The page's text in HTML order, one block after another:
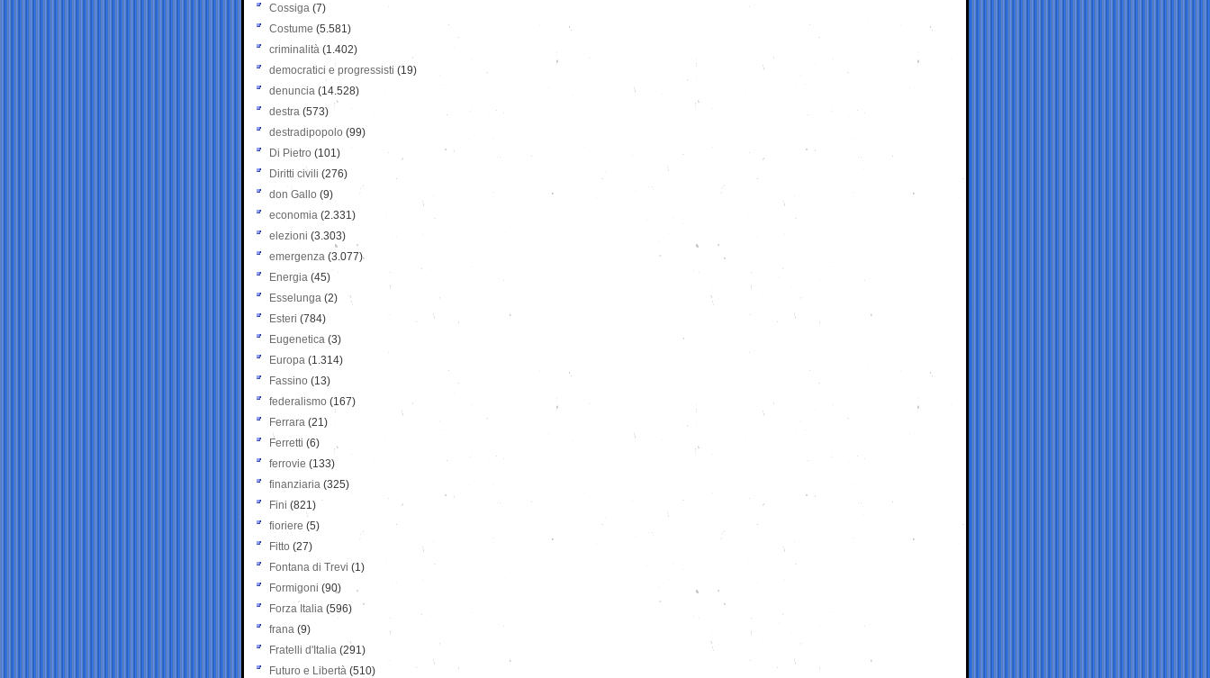
Cossiga (7)
Costume (5.581)
criminalità (1.402)
democratici e progressisti (19)
denuncia (14.528)
destra (573)
destradipopolo (99)
Di Pietro (101)
Diritti civili (276)
don Gallo (9)
economia (2.331)
elezioni (3.303)
emergenza (3.077)
Energia (45)
Esselunga (2)
Esteri (784)
Eugenetica (3)
Europa (1.314)
Fassino (13)
federalismo (167)
Ferrara (21)
Ferretti (6)
ferrovie (133)
finanziaria (325)
Fini (821)
fioriere (5)
Fitto (27)
Fontana di Trevi (1)
Formigoni (90)
Forza Italia (596)
frana (9)
Fratelli d'Italia (291)
Futuro e Libertà (510)